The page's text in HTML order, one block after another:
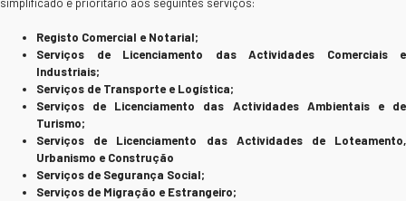
simplificado e prioritário aos seguintes serviços:
Registo Comercial e Notarial;
Serviços de Licenciamento das Actividades Comerciais e
Industriais;
Serviços de Transporte e Logística;
Serviços de Licenciamento das Actividades Ambientais e de
Turismo;
Serviços de Licenciamento das Actividades de Loteamento,
Urbanismo e Construção
Serviços de Segurança Social;
Serviços de Migração e Estrangeiro;